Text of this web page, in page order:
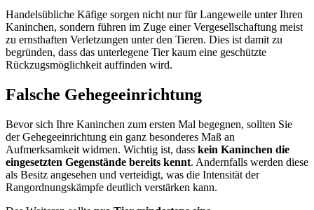
Handelsübliche Käfige sorgen nicht nur für Langeweile unter Ihren
Kaninchen, sondern führen im Zuge einer Vergesellschaftung meist
zu ernsthaften Verletzungen unter den Tieren. Dies ist damit zu
begründen, dass das unterlegene Tier kaum eine geschützte
Rückzugsmöglichkeit auffinden wird.
Falsche Gehegeeinrichtung
Bevor sich Ihre Kaninchen zum ersten Mal begegnen, sollten Sie
der Gehegeeinrichtung ein ganz besonderes Maß an
Aufmerksamkeit widmen. Wichtig ist, dass kein Kaninchen die
eingesetzten Gegenstände bereits kennt. Andernfalls werden diese
als Besitz angesehen und verteidigt, was die Intensität der
Rangordnungskämpfe deutlich verstärken kann.